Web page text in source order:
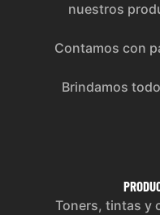
nuestros
Contamos con
Brindamos
Toners, tintas y